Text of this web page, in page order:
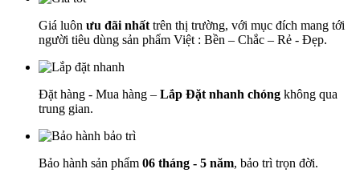
Giá luôn ưu đãi nhất trên thị trường, với mục đích mang tới
người tiêu dùng sản phẩm Việt : Bền – Chắc – Rẻ - Đẹp.
Đặt hàng - Mua hàng – Lắp Đặt nhanh chóng không qua
trung gian.
Bảo hành sản phẩm 06 tháng - 5 năm, bảo trì trọn đời.